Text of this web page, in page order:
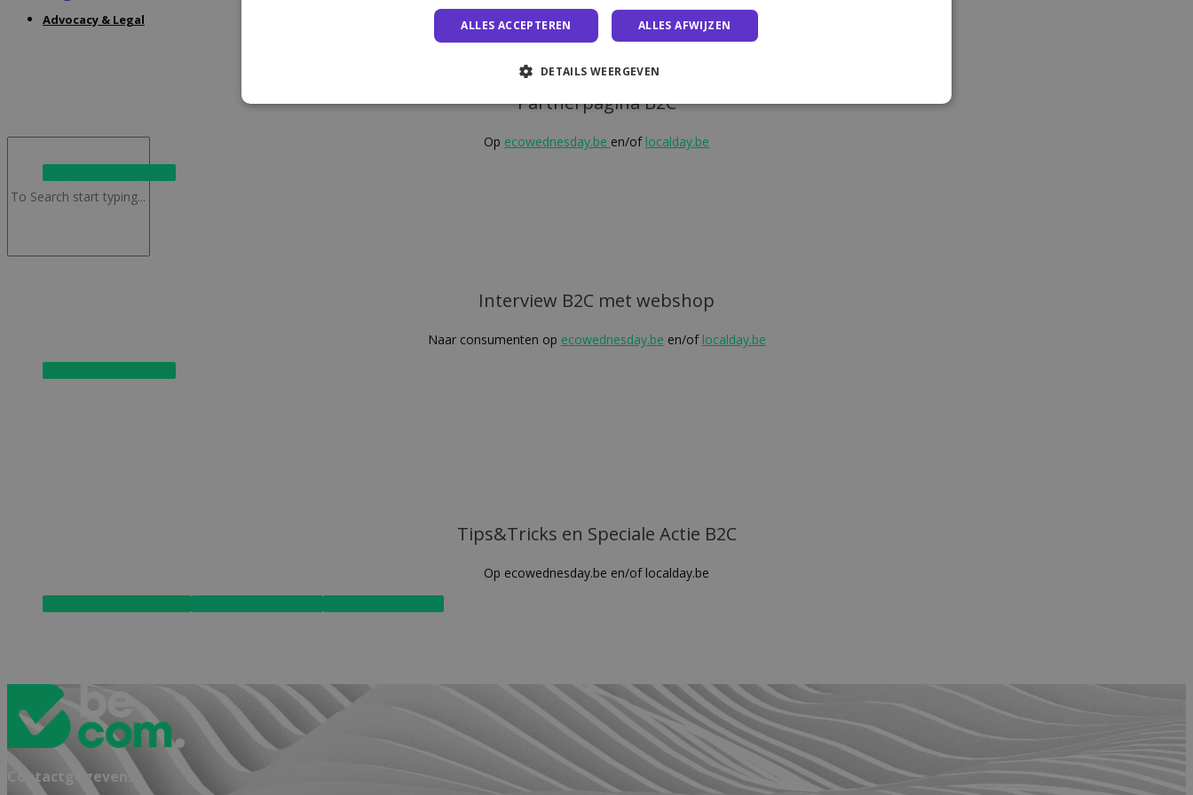
Advocacy & Legal
Partnerpagina B2C
Op ecowednesday.be en/of localday.be
Interview B2C met webshop
Naar consumenten op ecowednesday.be en/of localday.be
Tips&Tricks en Speciale Actie B2C
Op ecowednesday.be en/of localday.be
Contactgegevens
ALLES ACCEPTEREN ALLES AFWIJZEN
DETAILS WEERGEVEN